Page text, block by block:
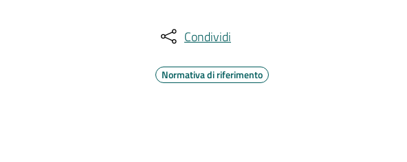
Condividi
Normativa di riferimento